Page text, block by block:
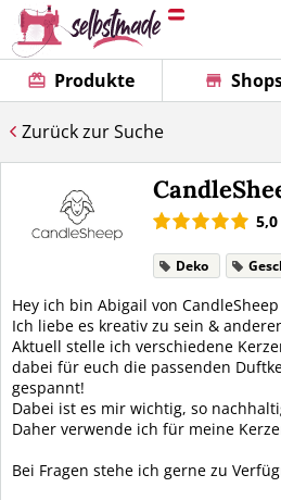
Produkte
Zurück zur Suche
5,0
Deko
Hey ich bin Abigail von
Ich liebe es kreativ zu sein &
Aktuell stelle ich verschiedene
dabei für euch die passenden
gespannt!
Dabei ist es mir wichtig, so
Daher verwende ich für meine
Bei Fragen stehe ich gerne zu